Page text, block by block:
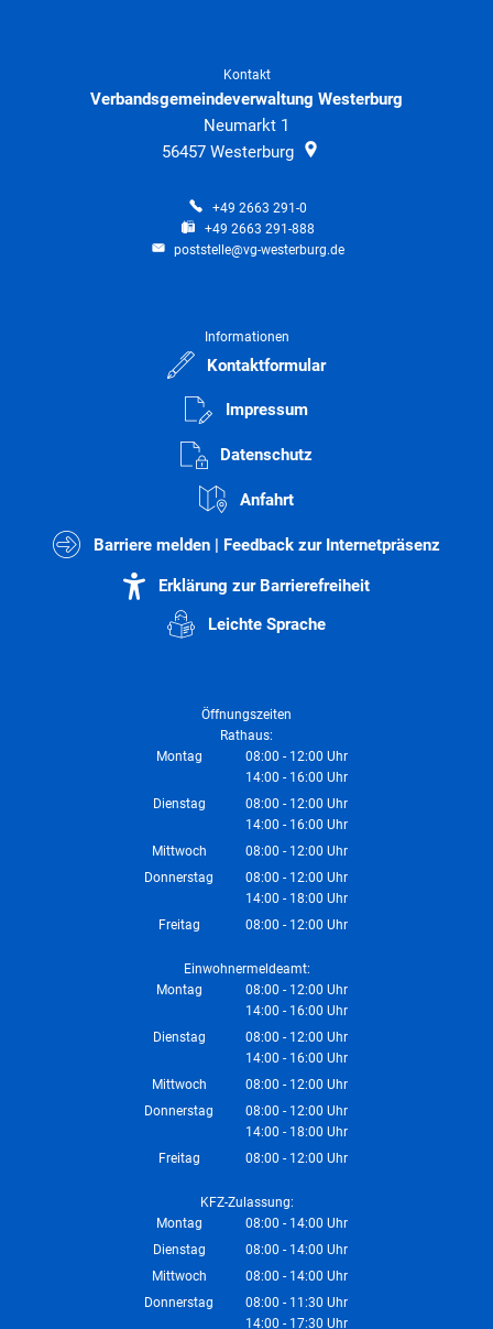
Kontakt
Verbandsgemeindeverwaltung Westerburg
Neumarkt 1
56457 Westerburg
+49 2663 291-0
+49 2663 291-888
poststelle@vg-westerburg.de
Informationen
Kontaktformular
Impressum
Datenschutz
Anfahrt
Barriere melden | Feedback zur Internetpräsenz
Erklärung zur Barrierefreiheit
Leichte Sprache
Öffnungszeiten
Rathaus:
Montag
08:00 - 12:00 Uhr
Von 08:00 bis 12:00 Uhr
14:00 - 16:00 Uhr
Von 14:00 bis 16:00 Uhr
Dienstag 08:00 - 12:00 Uhr
Von 08:00 bis 12:00 Uhr
14:00 - 16:00 Uhr
Von 14:00 bis 16:00 Uhr
Mittwoch 08:00 - 12:00 Uhr
Von 08:00 bis 12:00 Uhr
Donnerstag 08:00 - 12:00 Uhr
Von 08:00 bis 12:00 Uhr
14:00 - 18:00 Uhr
Von 14:00 bis 18:00 Uhr
Freitag 08:00 - 12:00 Uhr
Einwohnermeldeamt:
Montag
08:00 - 12:00 Uhr
Von 08:00 bis 12:00 Uhr
14:00 - 16:00 Uhr
Von 14:00 bis 16:00 Uhr
Dienstag 08:00 - 12:00 Uhr
Von 08:00 bis 12:00 Uhr
14:00 - 16:00 Uhr
Von 14:00 bis 16:00 Uhr
Mittwoch 08:00 - 12:00 Uhr
Von 08:00 bis 12:00 Uhr
Donnerstag 08:00 - 12:00 Uhr
Von 08:00 bis 12:00 Uhr
14:00 - 18:00 Uhr
Von 14:00 bis 18:00 Uhr
Freitag 08:00 - 12:00 Uhr
KFZ-Zulassung:
Montag
08:00 - 14:00 Uhr
Von 08:00 bis 14:00 Uhr
Dienstag 08:00 - 14:00 Uhr
Von 08:00 bis 14:00 Uhr
Mittwoch 08:00 - 14:00 Uhr
Von 08:00 bis 14:00 Uhr
Donnerstag 08:00 - 11:30 Uhr
Von 08:00 bis 11:30 Uhr
14:00 - 17:30 Uhr